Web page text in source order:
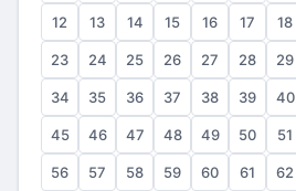
12 13 14 15 16 17 18
23 24 25 26 27 28 29
34 35 36 37 38 39 40
45 46 47 48 49 50 51
56 57 58 59 60 61 62